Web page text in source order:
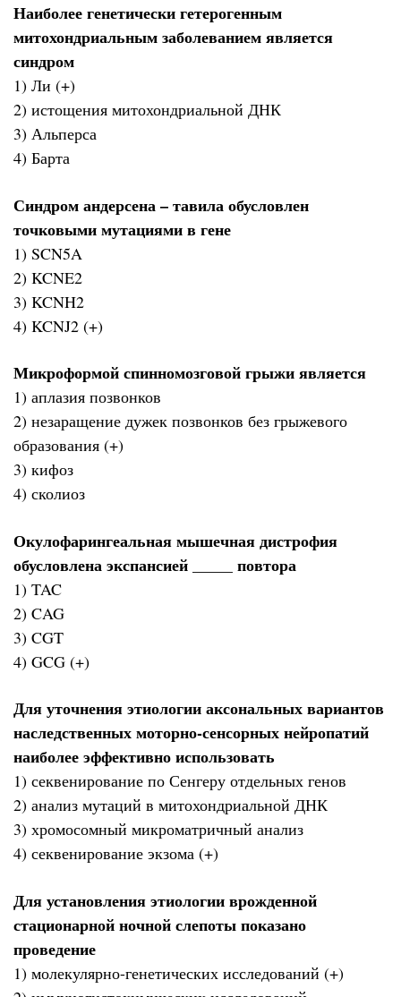
Наиболее генетически гетерогенным
митохондриальным заболеванием является
синдром
1) Ли (+)
2) истощения митохондриальной ДНК
3) Альперса
4) Барта
Синдром андерсена – тавила обусловлен
точковыми мутациями в гене
1) SCN5A
2) KCNE2
3) KCNH2
4) KCNJ2 (+)
Микроформой спинномозговой грыжи является
1) аплазия позвонков
2) незаращение дужек позвонков без грыжевого
образования (+)
3) кифоз
4) сколиоз
Окулофарингеальная мышечная дистрофия
обусловлена экспансией _____ повтора
1) TAC
2) CAG
3) CGT
4) GCG (+)
Для уточнения этиологии аксональных вариантов
наследственных моторно-сенсорных нейропатий
наиболее эффективно использовать
1) секвенирование по Сенгеру отдельных генов
2) анализ мутаций в митохондриальной ДНК
3) хромосомный микроматричный анализ
4) секвенирование экзома (+)
Для установления этиологии врожденной
стационарной ночной слепоты показано
проведение
1) молекулярно-генетических исследований (+)